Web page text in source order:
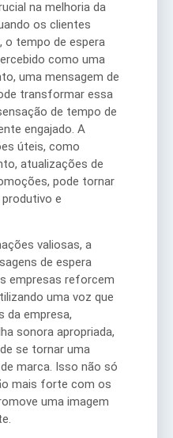
na melhoria da
os clientes
o tempo de espera
como uma
uma mensagem de
transformar essa
de tempo de
engajado. A
úteis, como
atualizações de
pode tornar
e
valiosas, a
de espera
empresas reforcem
uma voz que
da empresa,
sonora apropriada,
se tornar uma
marca. Isso não só
mais forte com os
uma imagem